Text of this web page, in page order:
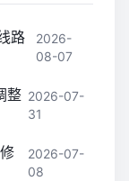
路
2026-
08-07
整 2026-07-
31
2026-07-
08